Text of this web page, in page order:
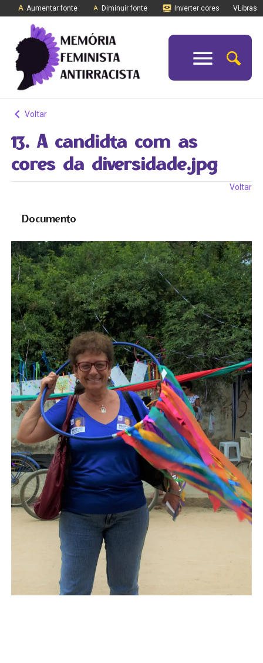
Aumentar fonte Diminuir fonte Inverter cores VLibras
Voltar
13. A candidta com as
cores da diversidade.jpg
Voltar
Documento